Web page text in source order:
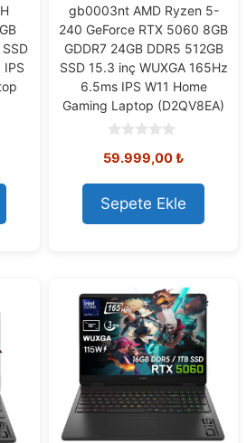
IPS
gb0003nt AMD Ryzen 5-
240 GeForce RTX 5060 8GB
GDDR7 24GB DDR5 512GB
SSD 15.3 inç WUXGA 165Hz
6.5ms IPS W11 Home
Gaming Laptop (D2QV8EA)
o
t
o
f
5
59.999,00₺
Sepete Ekle